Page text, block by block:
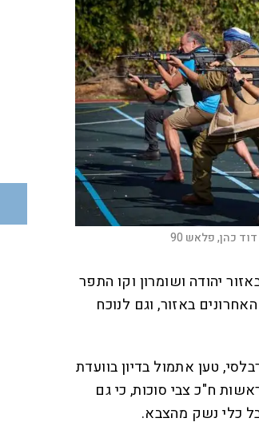
דוד כהן, פלאש 90
יהודה ושומרון וקו התפר
באזור, וגם לנוכח
טען אתמול בדיון בוועדת
ח"כ צבי סוכות, כי גם
כלי נשק מהצבא.